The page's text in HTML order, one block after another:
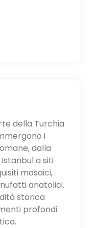
della Turchia
i
dalla
a siti
mosaici,
anatolici.
storica
profondi